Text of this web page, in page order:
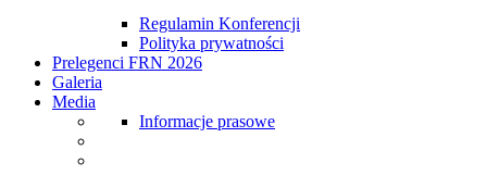
Regulamin Konferencji
Polityka prywatności
Prelegenci FRN 2026
Galeria
Media
Informacje prasowe